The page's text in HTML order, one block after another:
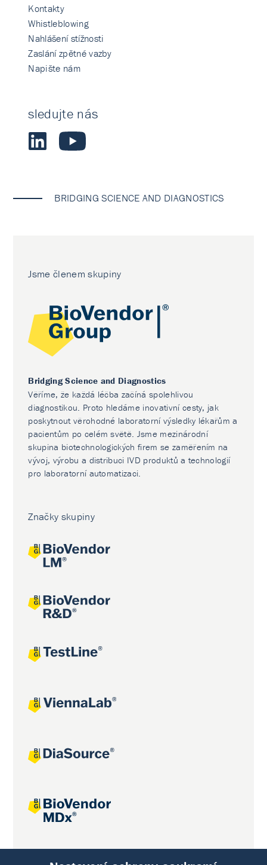
Kontakty
Whistleblowing
Nahlášení stížnosti
Zaslání zpětné vazby
Napište nám
sledujte nás
BRIDGING SCIENCE AND DIAGNOSTICS
Jsme členem skupiny
Bridging Science and Diagnostics
Věříme, že každá léčba začíná spolehlivou
diagnostikou. Proto hledáme inovativní cesty, jak
poskytnout věrohodné laboratorní výsledky lékařům a
pacientům po celém světě. Jsme mezinárodní
skupina biotechnologických firem se zaměřením na
vývoj, výrobu a distribuci IVD produktů a technologií
pro laboratorní automatizaci.
Značky skupiny